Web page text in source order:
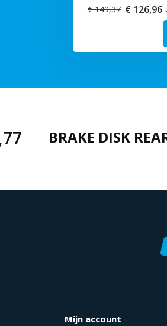
€ 149,37 € 126,96
BRAKE DISK
Mijn account